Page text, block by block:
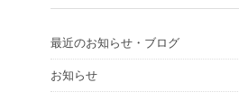
最近のお知らせ・ブログ
お知らせ